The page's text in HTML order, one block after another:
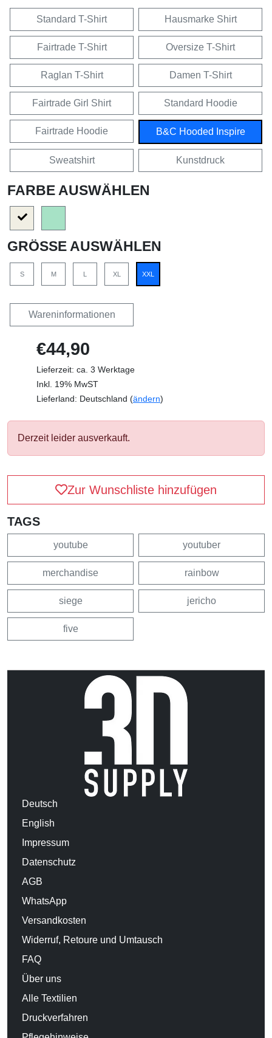
Standard T-Shirt Hausmarke Shirt
Fairtrade T-Shirt Oversize T-Shirt
Raglan T-Shirt Damen T-Shirt
Fairtrade Girl Shirt Standard Hoodie
Fairtrade Hoodie B&C Hooded Inspire
Sweatshirt Kunstdruck
FARBE AUSWÄHLEN
GRÖSSE AUSWÄHLEN
S M L XL XXL
Wareninformationen
€44,90
Lieferzeit: ca. 3 Werktage
Inkl. 19% MwST
Lieferland: Deutschland (ändern)
Derzeit leider ausverkauft.
Zur Wunschliste hinzufügen
TAGS
youtube youtuber
merchandise rainbow
siege jericho
five
Deutsch
English
Impressum
Datenschutz
AGB
WhatsApp
Versandkosten
Widerruf, Retoure und Umtausch
FAQ
Über uns
Alle Textilien
Druckverfahren